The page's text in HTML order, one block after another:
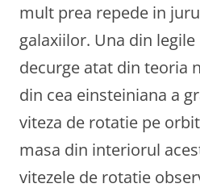
mult prea repede in
galaxiilor. Una din
decurge atat din teoria
din cea einsteiniana a
viteza de rotatie pe
masa din interiorul
vitezele de rotatie